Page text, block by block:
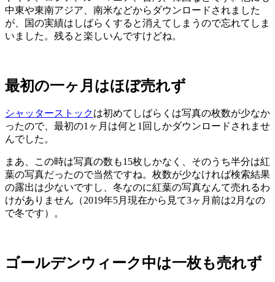
中東や東南アジア、南米などからダウンロードされました
が、国の実績はしばらくすると消えてしまうので忘れてしま
いました。残ると楽しいんですけどね。
最初の一ヶ月はほぼ売れず
シャッターストックは初めてしばらくは写真の枚数が少なか
ったので、最初の1ヶ月は何と1回しかダウンロードされませ
んでした。
まあ、この時は写真の数も15枚しかなく、そのうち半分は紅
葉の写真だったので当然ですね。枚数が少なければ検索結果
の露出は少ないですし、冬なのに紅葉の写真なんて売れるわ
けがありません（2019年5月現在から見て3ヶ月前は2月なの
で冬です）。
ゴールデンウィーク中は一枚も売れず